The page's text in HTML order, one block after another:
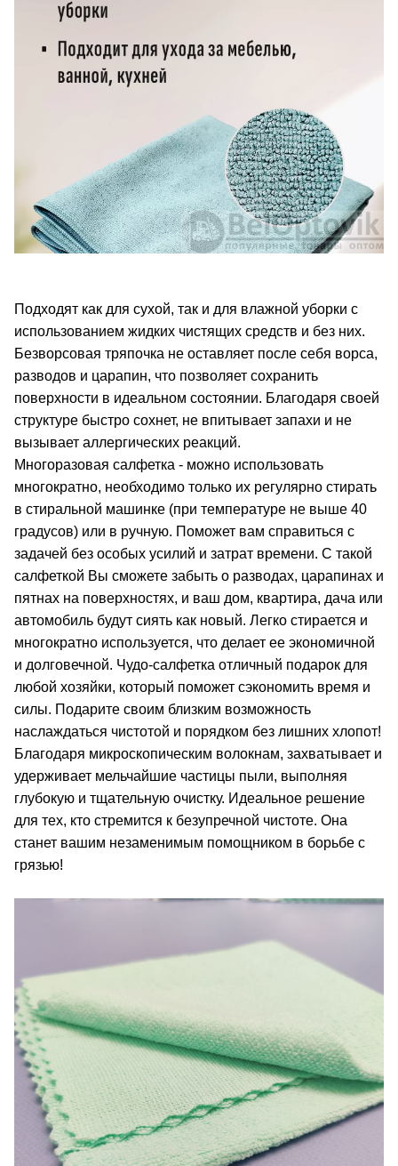
Подходят как для сухой, так и для влажной уборки с
использованием жидких чистящих средств и без них.
Безворсовая тряпочка не оставляет после себя ворса,
разводов и царапин, что позволяет сохранить
поверхности в идеальном состоянии. Благодаря своей
структуре быстро сохнет, не впитывает запахи и не
вызывает аллергических реакций.
Многоразовая салфетка - можно использовать
многократно, необходимо только их регулярно стирать
в стиральной машинке (при температуре не выше 40
градусов) или в ручную. Поможет вам справиться с
задачей без особых усилий и затрат времени. С такой
салфеткой Вы сможете забыть о разводах, царапинах и
пятнах на поверхностях, и ваш дом, квартира, дача или
автомобиль будут сиять как новый. Легко стирается и
многократно используется, что делает ее экономичной
и долговечной. Чудо-салфетка отличный подарок для
любой хозяйки, который поможет сэкономить время и
силы. Подарите своим близким возможность
наслаждаться чистотой и порядком без лишних хлопот!
Благодаря микроскопическим волокнам, захватывает и
удерживает мельчайшие частицы пыли, выполняя
глубокую и тщательную очистку. Идеальное решение
для тех, кто стремится к безупречной чистоте. Она
станет вашим незаменимым помощником в борьбе с
грязью!